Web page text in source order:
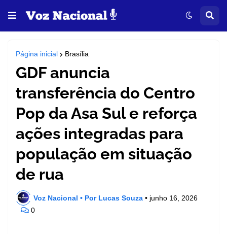
Página inicial Brasília
GDF anuncia
transferência do Centro
Pop da Asa Sul e reforça
ações integradas para
população em situação
de rua
Voz Nacional • Por Lucas Souza • junho 16, 2026
0